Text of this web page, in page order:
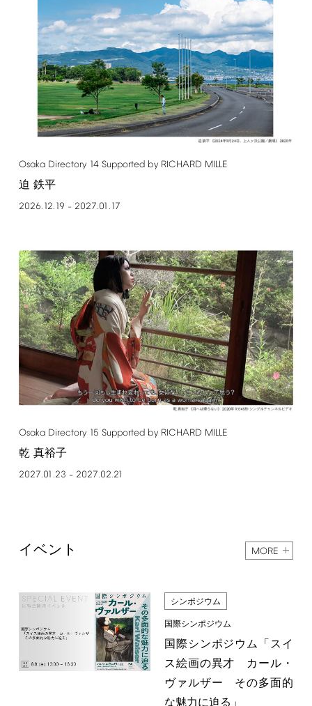
Osaka Directory 14 Supported by RICHARD MILLE
迫 鉄平
2026.12.19 – 2027.01.17
Osaka Directory 15 Supported by RICHARD MILLE
乾 真裕子
2027.01.23 – 2027.02.21
イベント MORE
シンポジウム
国際シンポジウム
国際シンポジウム「スイ
ス絵画の異才 カール・
ヴァルザー その多面的
な魅力に迫る」